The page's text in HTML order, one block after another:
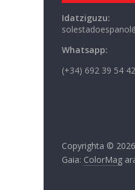
Idatziguzu:
Whatsapp:
(+34) 692 39 54 42
Copyrighta © 2026
Gaia: ColorMag